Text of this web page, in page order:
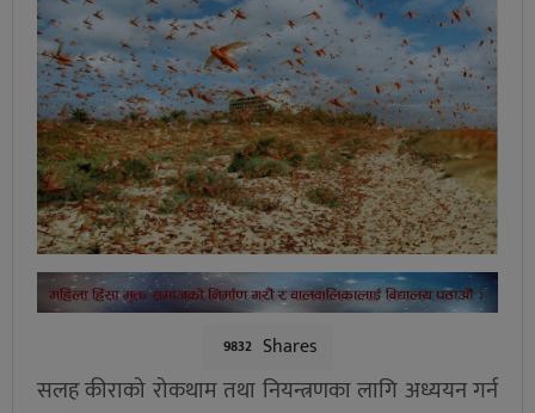
9832 Shares
सलह कीराको रोकथाम तथा नियन्त्रणका लागि अध्ययन गर्न